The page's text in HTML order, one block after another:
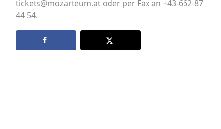
tickets@mozarteum.at oder per Fax an +43-662-87
44 54.